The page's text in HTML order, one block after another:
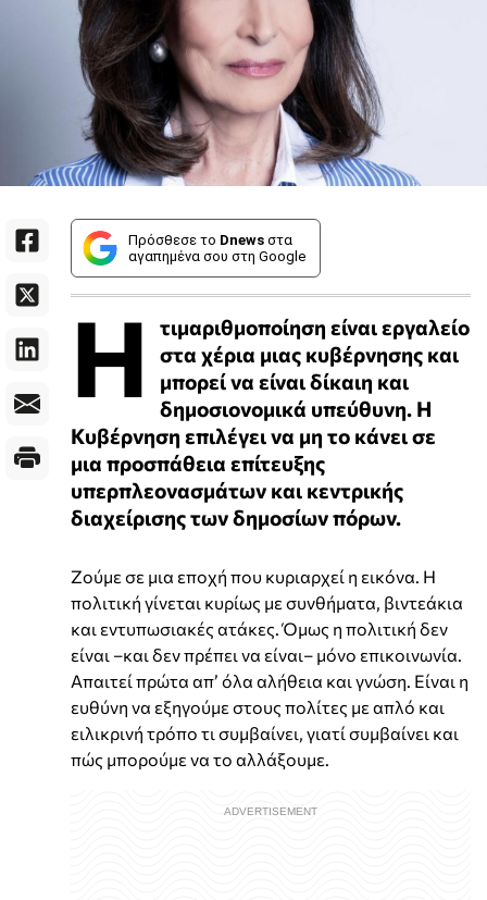
Πρόσθεσε το Dnews στα
αγαπημένα σου στη Google
Η
τιμαριθμοποίηση είναι εργαλείο
στα χέρια μιας κυβέρνησης και
μπορεί να είναι δίκαιη και
δημοσιονομικά υπεύθυνη. Η
Κυβέρνηση επιλέγει να μη το κάνει σε
μια προσπάθεια επίτευξης
υπερπλεονασμάτων και κεντρικής
διαχείρισης των δημοσίων πόρων.
Ζούμε σε μια εποχή που κυριαρχεί η εικόνα. Η
πολιτική γίνεται κυρίως με συνθήματα, βιντεάκια
και εντυπωσιακές ατάκες. Όμως η πολιτική δεν
είναι –και δεν πρέπει να είναι– μόνο επικοινωνία.
Απαιτεί πρώτα απ’ όλα αλήθεια και γνώση. Είναι η
ευθύνη να εξηγούμε στους πολίτες με απλό και
ειλικρινή τρόπο τι συμβαίνει, γιατί συμβαίνει και
πώς μπορούμε να το αλλάξουμε.